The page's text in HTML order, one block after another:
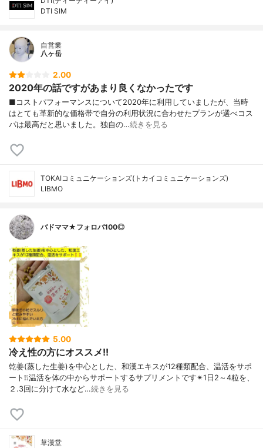
DTI SIM
自営業
八ヶ岳
2.00
2020年の話ですがあまり良くなかったです
■コストパフォーマンスについて2020年に利用していましたが、当時
はとても革新的な価格帯で自分の利用状況に合わせたプランが選べコス
パは最高だと思いました。独自の…続きを見る
TOKAIコミュニケーションズ(トカイコミュニケーションズ)
LIBMO
バドママ★フォロバ100◎
5.00
冷え性の方にオススメ!!
乾姜(蒸した生姜)を中心とした、和漢エキスが12種類配合、温活をサポ
ート❕❕温活を体の中からサポートするサプリメントです✴1日2～4粒を、
２.3回に分けて水など…続きを見る
草漢堂